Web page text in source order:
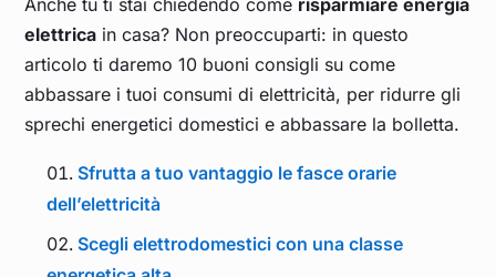
elettrica in casa? Non preoccuparti: in questo
articolo ti daremo 10 buoni consigli su come
abbassare i tuoi consumi di elettricità, per ridurre gli
sprechi energetici domestici e abbassare la bolletta.
Sfrutta a tuo vantaggio le fasce orarie
dell’elettricità
Scegli elettrodomestici con una classe